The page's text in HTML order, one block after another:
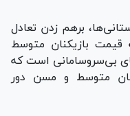
برهم زدن تعادل
قیمت بازیکنان متوسط
بی‌سروسامانی است که
متوسط و مسن دور